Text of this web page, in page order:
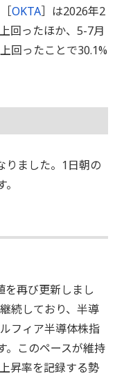
OKTA］は2026年2
回ったほか、5-7月
回ったことで30.1%
りました。1日朝の
を再び更新しまし
続しており、半導
フィア半導体株指
。このペースが維持
昇率を記録する勢